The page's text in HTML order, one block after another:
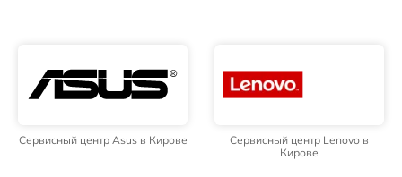
Сервисный центр Asus в Кирове
Сервисный центр Lenovo в
Кирове